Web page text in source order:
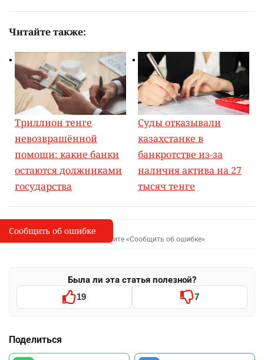
Читайте также:
Триллион тенге
невозвращённой
помощи: какие банки
остаются должниками
государства
Суды отказывали
казахстанке в
банкротстве из-за
наличия актива на 27
тысяч тенге
I
Сообщить об опечатке
Выделите фрагмент и нажмите «Сообщить об ошибке»
Была ли эта статья полезной?
19 7
Поделиться
Сообщить об ошибке